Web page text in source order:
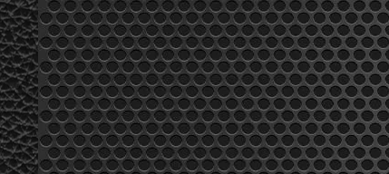
Preskoči
na
vsebino